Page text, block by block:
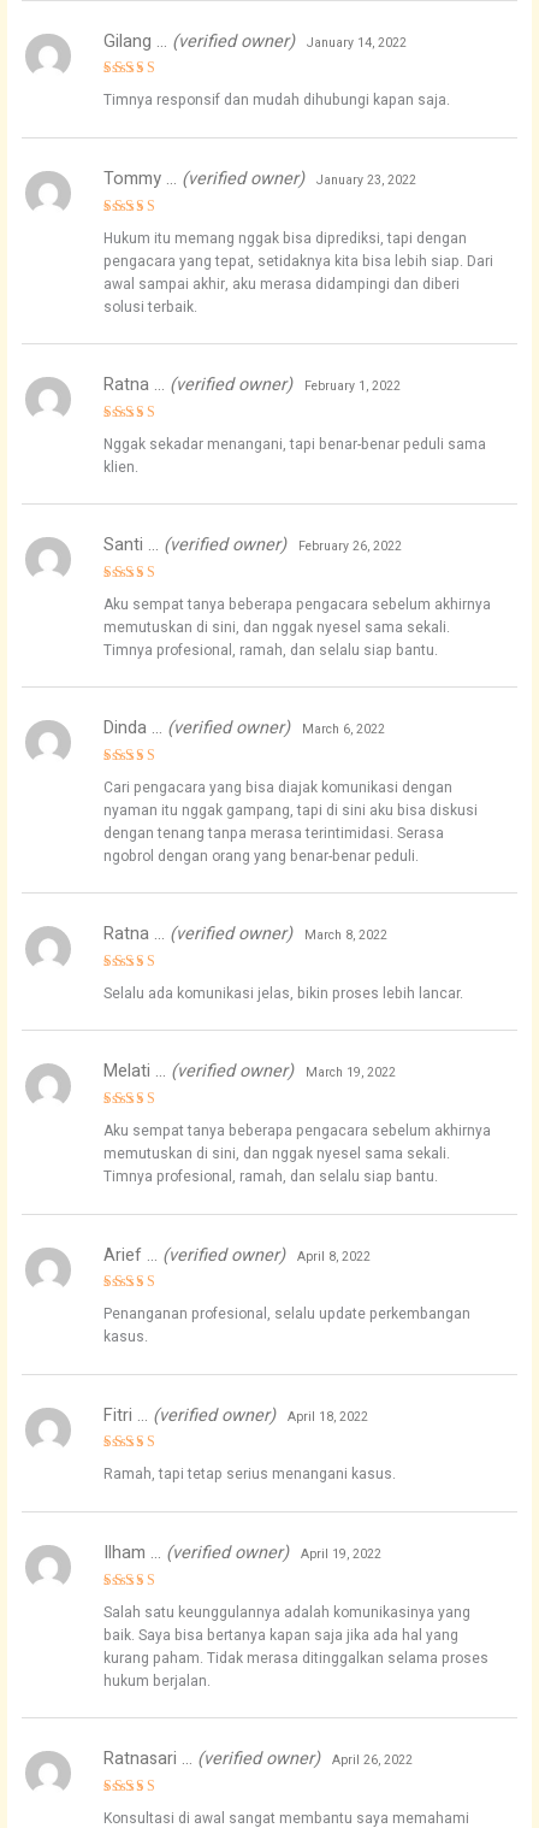
out of 5
Gilang … (verified owner) January 14, 2022
Timnya responsif dan mudah dihubungi kapan saja.
out of 5
Tommy … (verified owner) January 23, 2022
Hukum itu memang nggak bisa diprediksi, tapi dengan
pengacara yang tepat, setidaknya kita bisa lebih siap. Dari
awal sampai akhir, aku merasa didampingi dan diberi
solusi terbaik.
out of 5
Ratna … (verified owner) February 1, 2022
Nggak sekadar menangani, tapi benar-benar peduli sama
klien.
out of 5
Santi … (verified owner) February 26, 2022
Aku sempat tanya beberapa pengacara sebelum akhirnya
memutuskan di sini, dan nggak nyesel sama sekali.
Timnya profesional, ramah, dan selalu siap bantu.
out of 5
Dinda … (verified owner) March 6, 2022
Cari pengacara yang bisa diajak komunikasi dengan
nyaman itu nggak gampang, tapi di sini aku bisa diskusi
dengan tenang tanpa merasa terintimidasi. Serasa
ngobrol dengan orang yang benar-benar peduli.
Rated
5
out of 5
Ratna … (verified owner) March 8, 2022
Selalu ada komunikasi jelas, bikin proses lebih lancar.
Rated
out of 5
Melati … (verified owner) March 19, 2022
Aku sempat tanya beberapa pengacara sebelum akhirnya
memutuskan di sini, dan nggak nyesel sama sekali.
Timnya profesional, ramah, dan selalu siap bantu.
out of 5
Arief … (verified owner) April 8, 2022
Penanganan profesional, selalu update perkembangan
kasus.
Rated
out of 5
Fitri … (verified owner) April 18, 2022
Ramah, tapi tetap serius menangani kasus.
out of 5
Ilham … (verified owner) April 19, 2022
Salah satu keunggulannya adalah komunikasinya yang
baik. Saya bisa bertanya kapan saja jika ada hal yang
kurang paham. Tidak merasa ditinggalkan selama proses
hukum berjalan.
out of 5
Ratnasari … (verified owner) April 26, 2022
Konsultasi di awal sangat membantu saya memahami